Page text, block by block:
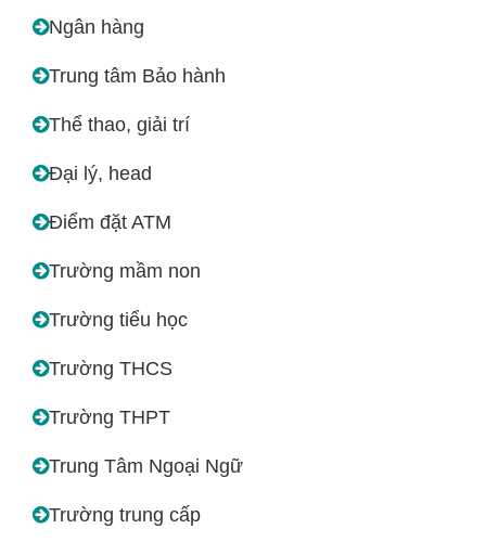
Ngân hàng
Trung tâm Bảo hành
Thể thao, giải trí
Đại lý, head
Điểm đặt ATM
Trường mầm non
Trường tiểu học
Trường THCS
Trường THPT
Trung Tâm Ngoại Ngữ
Trường trung cấp